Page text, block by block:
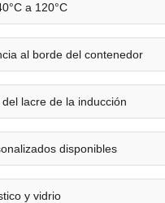
a 120°C
al borde del contenedor
lacre de la inducción
disponibles
y vidrio